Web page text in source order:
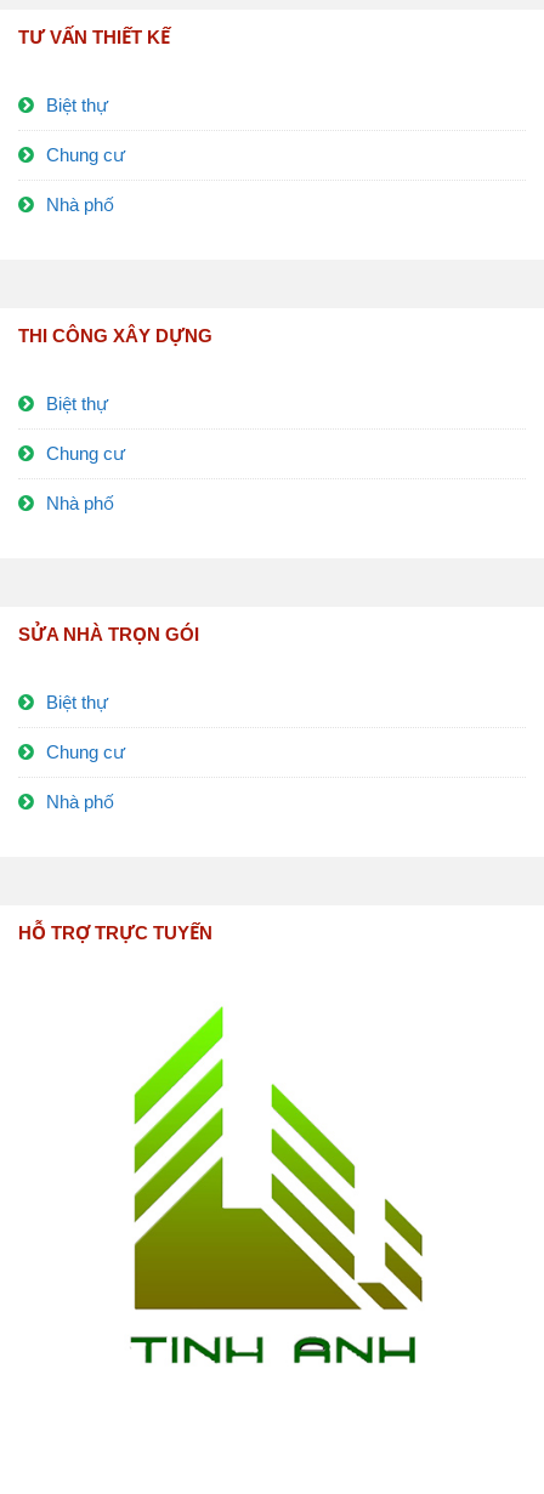
TƯ VẤN THIẾT KẾ
Biệt thự
Chung cư
Nhà phố
THI CÔNG XÂY DỰNG
Biệt thự
Chung cư
Nhà phố
SỬA NHÀ TRỌN GÓI
Biệt thự
Chung cư
Nhà phố
HỖ TRỢ TRỰC TUYẾN